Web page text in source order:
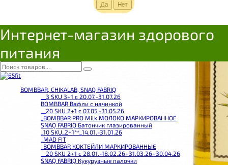
Интернет-магазин здорового
питания
BOMBBAR, CHIKALAB, SNAQ FABRIQ
__3 SKU 3+1 с 20.07.-31.07.26
BOMBBAR Вафли с начинкой
__20 SKU 2+1 с 07.05.-31.05.26
_BOMBBAR PRO Milk МОЛОКО МАРКИРОВАННОЕ
SNAQ FABRIQ Батончик глазированный
_10 SKU_2+1**_14.01.-31.01.26
_MAD FIT
_BOMBBAR КОКТЕЙЛИ МАРКИРОВАННЫЕ
__20 SKU 2+1 с 28.01.-18.02.26+31.03.26+30.04.26
SNAQ FABRIQ Кукурузные палочки